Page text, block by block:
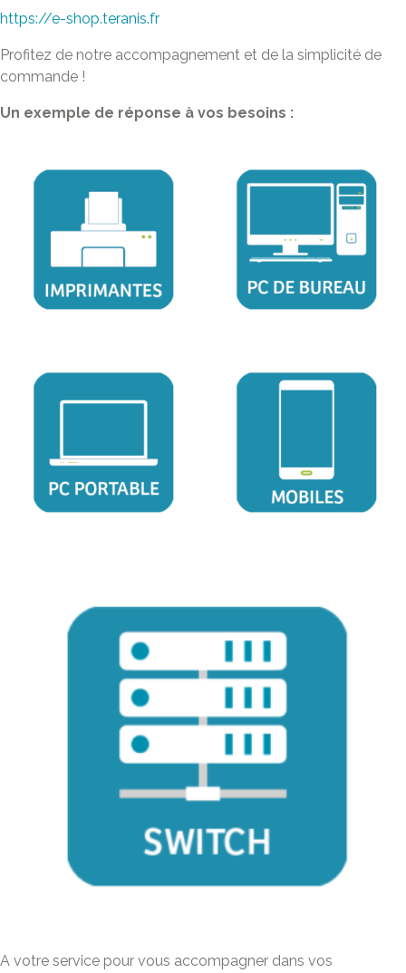
https://e-shop.teranis.fr
Profitez de notre accompagnement et de la simplicité de
commande !
Un exemple de réponse à vos besoins :
A votre service pour vous accompagner dans vos